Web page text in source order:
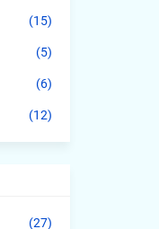
(15)
(5)
(6)
(12)
(27)